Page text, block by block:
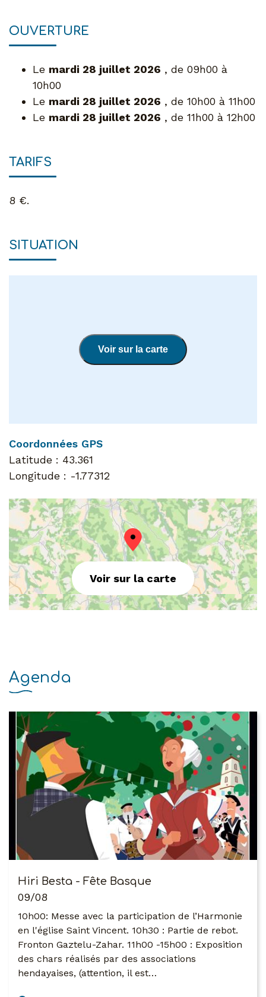
OUVERTURE
Le mardi 28 juillet 2026 , de 09h00 à
10h00
Le mardi 28 juillet 2026 , de 10h00 à 11h00
Le mardi 28 juillet 2026 , de 11h00 à 12h00
TARIFS
8 €.
SITUATION
Voir sur la carte
Coordonnées GPS
Latitude : 43.361
Longitude : -1.77312
Voir sur la carte
Agenda
Hiri Besta - Fête Basque
09/08
10h00: Messe avec la participation de l’Harmonie
en l'église Saint Vincent. 10h30 : Partie de rebot.
Fronton Gaztelu-Zahar. 11h00 -15h00 : Exposition
des chars réalisés par des associations
hendayaises, (attention, il est…